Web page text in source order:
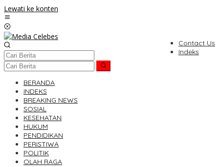
Lewati ke konten
Contact Us
Indeks
BERANDA
INDEKS
BREAKING NEWS
SOSIAL
KESEHATAN
HUKUM
PENDIDIKAN
PERISTIWA
POLITIK
OLAH RAGA